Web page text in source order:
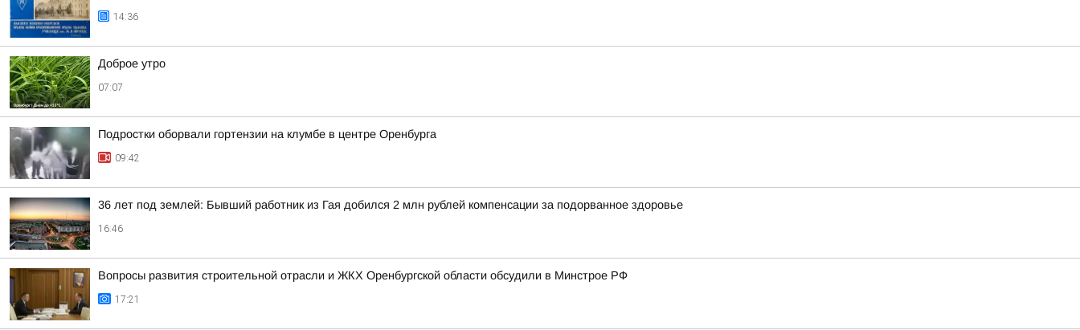
14:36
Доброе утро
07:07
Подростки оборвали гортензии на клумбе в центре Оренбурга
09:42
36 лет под землей: Бывший работник из Гая добился 2 млн рублей компенсации за подорванное здоровье
16:46
Вопросы развития строительной отрасли и ЖКХ Оренбургской области обсудили в Минстрое РФ
17:21